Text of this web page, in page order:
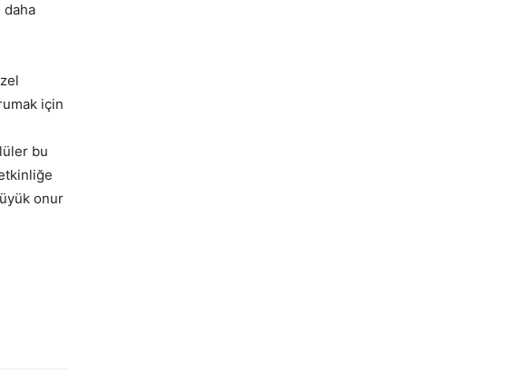
daha
için
bu
onur